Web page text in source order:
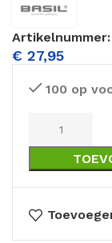
Artikelnummer:
€ 27,95
100 op